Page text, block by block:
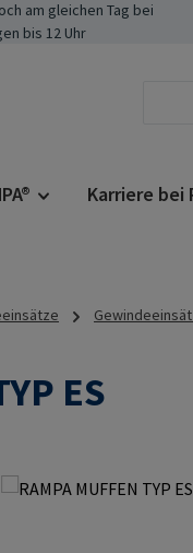
am gleichen Tag bei
bis 12 Uhr
Karriere bei
ES